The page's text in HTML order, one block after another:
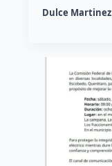
Dulce Martinez